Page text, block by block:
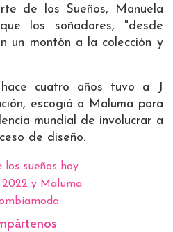
de los Sueños, Manuela
los soñadores, "desde
un montón a la colección y
cuatro años tuvo a J
escogió a Maluma para
mundial de involucrar a
de diseño.
sueños hoy
y Maluma